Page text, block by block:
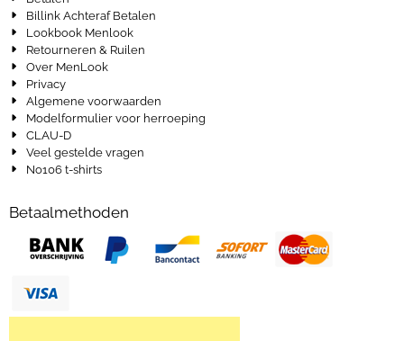
Billink Achteraf Betalen
Lookbook Menlook
Retourneren & Ruilen
Over MenLook
Privacy
Algemene voorwaarden
Modelformulier voor herroeping
CLAU-D
Veel gestelde vragen
No106 t-shirts
Betaalmethoden